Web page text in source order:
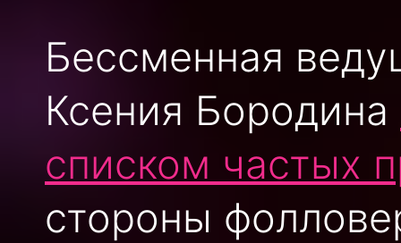
Бессменная
Ксения Бородина
списком частых
стороны